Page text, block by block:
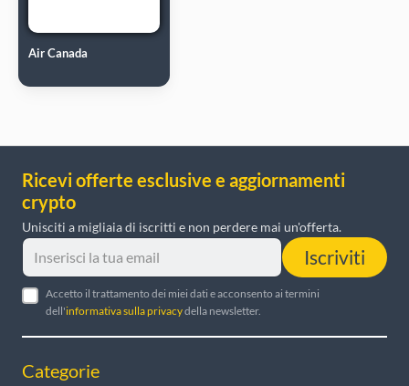
Air Canada
Ricevi offerte esclusive e aggiornamenti
crypto
Unisciti a migliaia di iscritti e non perdere mai un'offerta.
Iscriviti
Accetto il trattamento dei miei dati e acconsento ai termini
dell'informativa sulla privacydella newsletter.
Categorie